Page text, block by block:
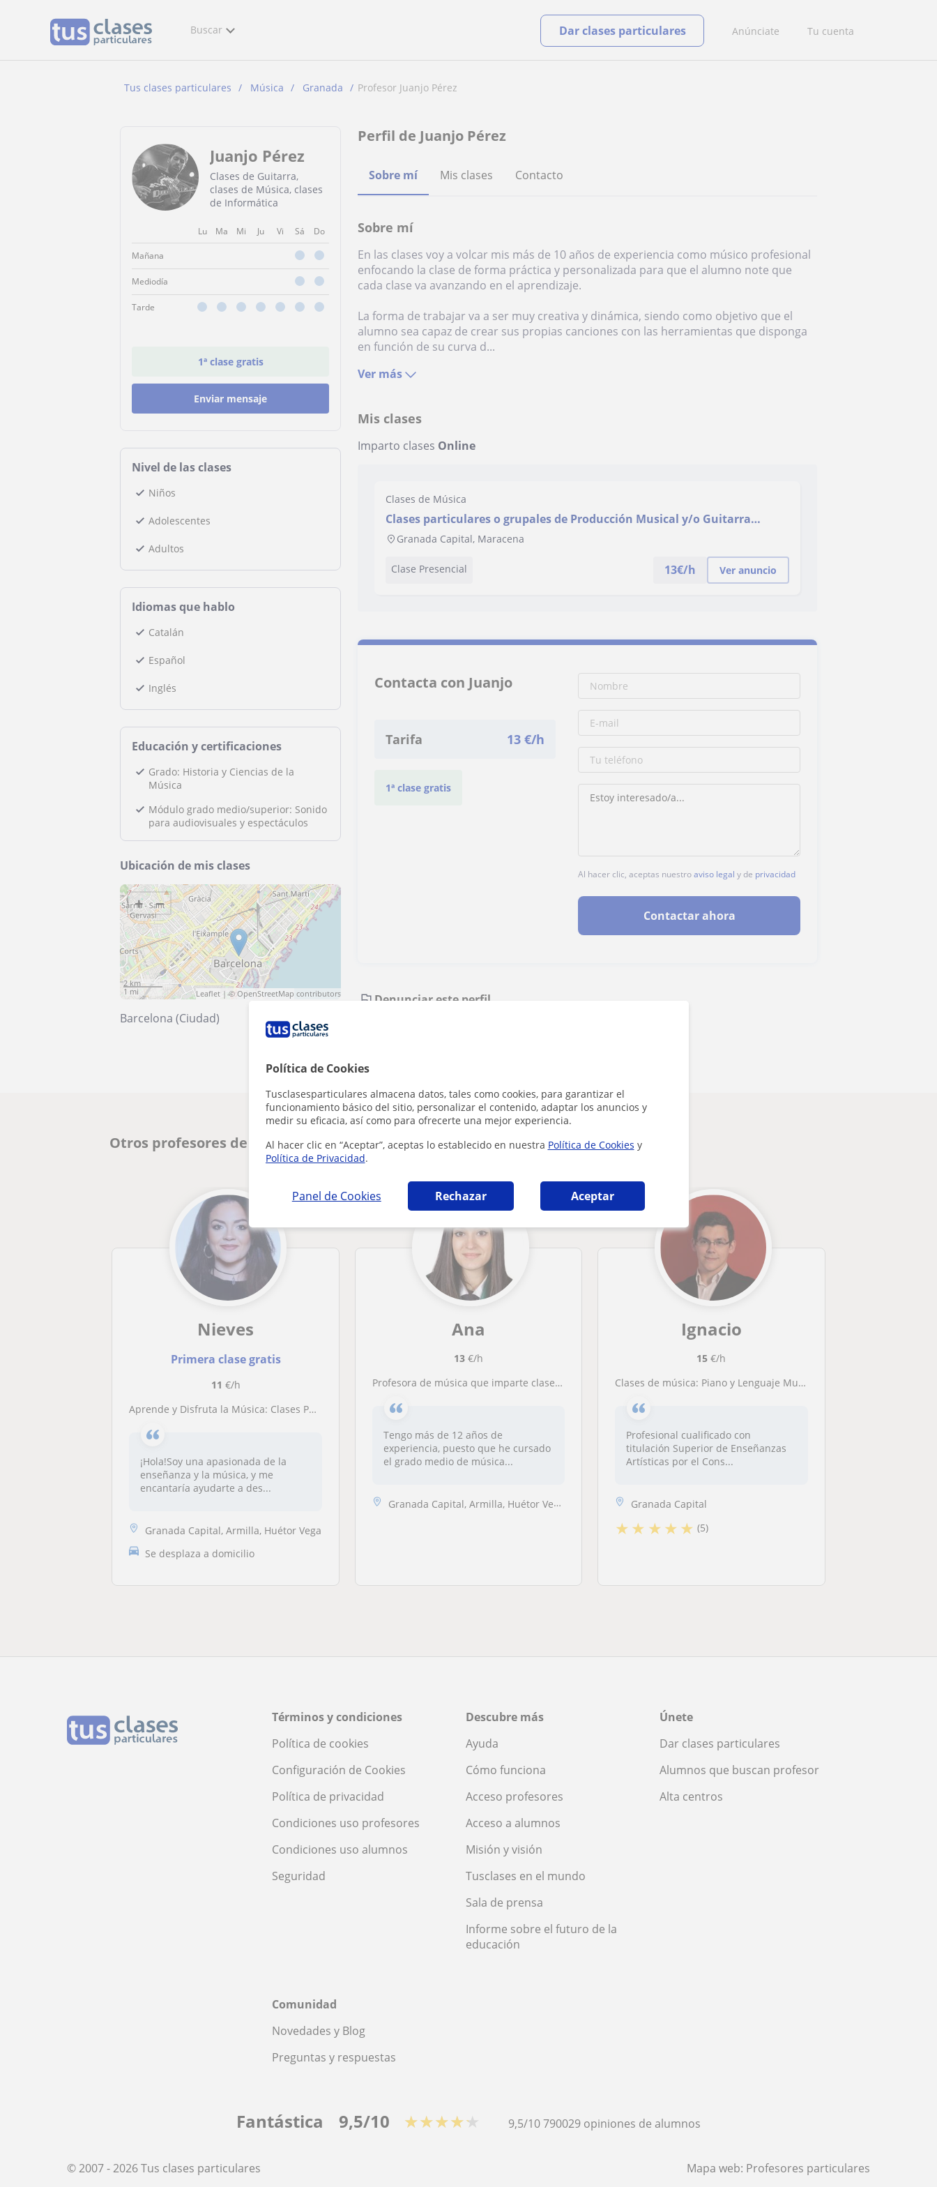
Política de Cookies
Tusclasesparticulares almacena datos, tales como cookies, para garantizar el
funcionamiento básico del sitio, personalizar el contenido, adaptar los anuncios y
medir su eficacia, así como para ofrecerte una mejor experiencia.
Al hacer clic en “Aceptar”, aceptas lo establecido en nuestra Política de Cookies y
Política de Privacidad.
Panel de Cookies Rechazar Aceptar
Buscar Anúnciate Tu cuenta
Dar clases particulares
Tus clases particulares Música Granada Profesor Juanjo Pérez
Juanjo Pérez
Clases de Guitarra,
clases de Música, clases
de Informática
Lu Ma Mi Ju Vi Sá Do
Mañana
Mediodía
Tarde
1ª clase gratis
Enviar mensaje
Nivel de las clases
Niños
Adolescentes
Adultos
Idiomas que hablo
Catalán
Español
Inglés
Educación y certificaciones
Grado: Historia y Ciencias de la
Música
Módulo grado medio/superior: Sonido
para audiovisuales y espectáculos
Ubicación de mis clases
+ −
2 km
1 mi
Leaflet | ©OpenStreetMap contributors
Barcelona (Ciudad)
Perfil de Juanjo Pérez
Sobre mí Mis clases Contacto
Sobre mí
En las clases voy a volcar mis más de 10 años de experiencia como músico profesional
enfocando la clase de forma práctica y personalizada para que el alumno note que
cada clase va avanzando en el aprendizaje.
La forma de trabajar va a ser muy creativa y dinámica, siendo como objetivo que el
alumno sea capaz de crear sus propias canciones con las herramientas que disponga
en función de su curva d...
Ver más
Mis clases
Imparto clases Online
Clases de Música
Clases particulares o grupales de Producción Musical y/o Guitarra
Eléctrica
Granada Capital, Maracena
Clase Presencial 13€/h Ver anuncio
Contacta con Juanjo
Tarifa 13 €/h
1ª clase gratis
Al hacer clic, aceptas nuestroaviso legal y de privacidad
Contactar ahora
Denunciar este perfil
Otros profesores de Música en Granada que pueden interesarte
Nieves
Primera clase gratis
11 €/h
Aprende y Disfruta la Música: Clases Personalizadas con Pasión y Experiencia
¡Hola!Soy una apasionada de la
enseñanza y la música, y me
encantaría ayudarte a des...
Granada Capital, Armilla, Huétor Vega
Se desplaza a domicilio
Ana
13€/h
Profesora de música que imparte clases de lenguaje musical, iniciación musical, violín o saxofón. Clases hasta alumnos de 13-14 años, o personas adultas que quieran iniciarse en el mundo de la música
Tengo más de 12 años de
experiencia, puesto que he cursado
el grado medio de música...
Granada Capital, Armilla, Huétor Vega, Maracena
Ignacio
15 €/h
Clases de música: Piano y Lenguaje Musical
Profesional cualificado con
titulación Superior de Enseñanzas
Artísticas por el Cons...
Granada Capital
★★ ★★★ (5)
Términos y condiciones
Política de cookies
Configuración de Cookies
Política de privacidad
Condiciones uso profesores
Condiciones uso alumnos
Seguridad
Descubre más
Ayuda
Cómo funciona
Acceso profesores
Acceso a alumnos
Misión y visión
Tusclases en el mundo
Sala de prensa
Informe sobre el futuro de la
educación
Únete
Dar clases particulares
Alumnos que buscan profesor
Alta centros
Comunidad
Novedades y Blog
Preguntas y respuestas
Fantástica 9,5/10 ★★★★★ 9,5/10790029 opiniones de alumnos
© 2007 - 2026 Tus clases particulares Mapa web: Profesores particulares